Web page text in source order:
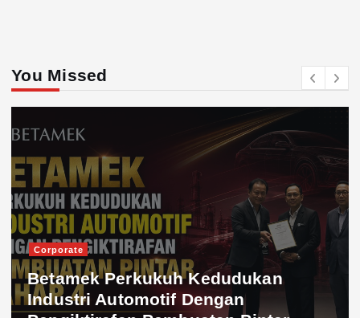
You Missed
Corporate
Betamek Perkukuh Kedudukan
Industri Automotif Dengan